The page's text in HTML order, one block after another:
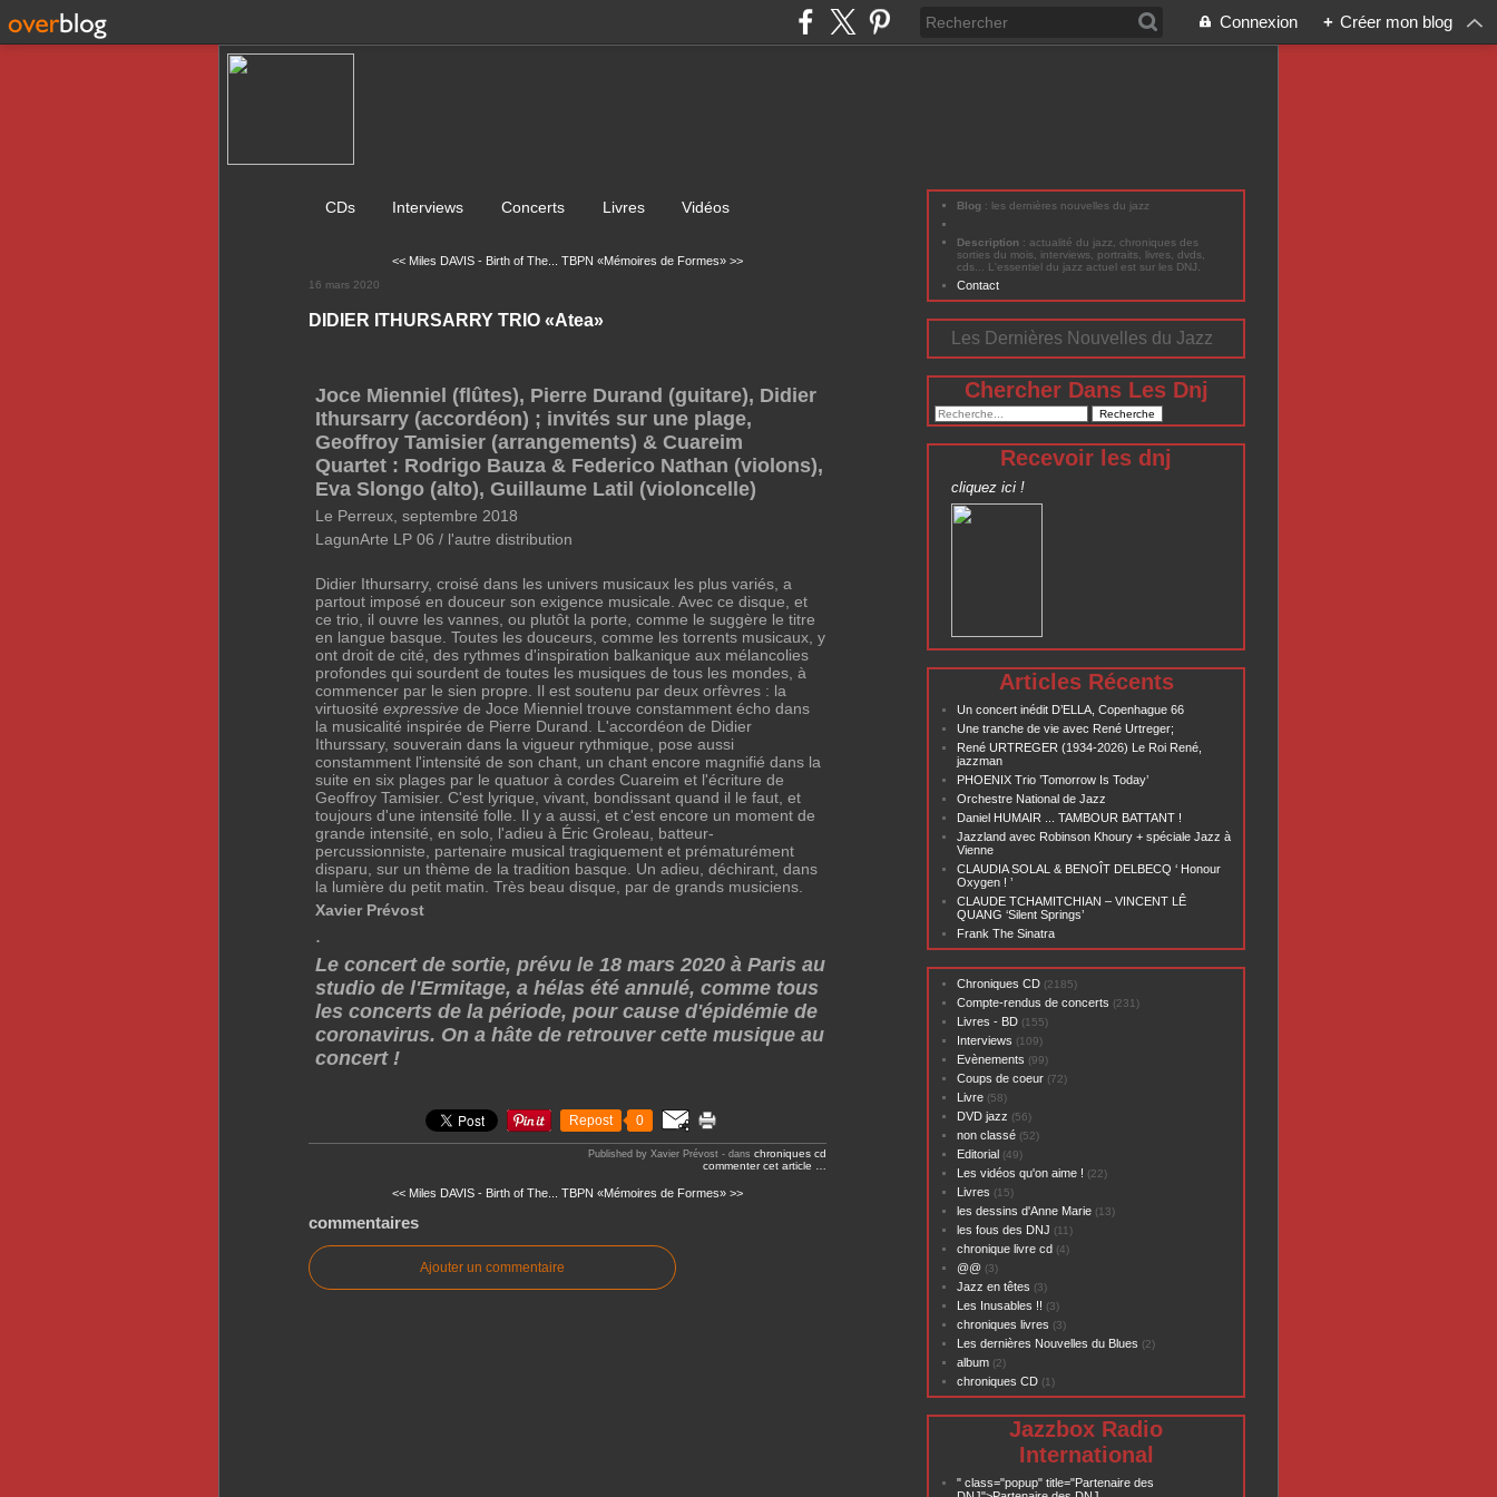
Connexion + Créer mon blog
CDs Interviews Concerts Livres Vidéos
<< Miles DAVIS - Birth of The... TBPN «Mémoires de Formes» >>
16 mars 2020
DIDIER ITHURSARRY TRIO «Atea»
Joce Mienniel (flûtes), Pierre Durand (guitare), Didier
Ithursarry (accordéon) ; invités sur une plage,
Geoffroy Tamisier (arrangements) & Cuareim
Quartet : Rodrigo Bauza & Federico Nathan (violons),
Eva Slongo (alto), Guillaume Latil (violoncelle)
Le Perreux, septembre 2018
LagunArte LP 06 / l'autre distribution
Didier Ithursarry, croisé dans les univers musicaux les plus variés, a
partout imposé en douceur son exigence musicale. Avec ce disque, et
ce trio, il ouvre les vannes, ou plutôt la porte, comme le suggère le titre
en langue basque. Toutes les douceurs, comme les torrents musicaux, y
ont droit de cité, des rythmes d'inspiration balkanique aux mélancolies
profondes qui sourdent de toutes les musiques de tous les mondes, à
commencer par le sien propre. Il est soutenu par deux orfèvres : la
virtuosité expressive de Joce Mienniel trouve constamment écho dans
la musicalité inspirée de Pierre Durand. L'accordéon de Didier
Ithurssary, souverain dans la vigueur rythmique, pose aussi
constamment l'intensité de son chant, un chant encore magnifié dans la
suite en six plages par le quatuor à cordes Cuareim et l'écriture de
Geoffroy Tamisier. C'est lyrique, vivant, bondissant quand il le faut, et
toujours d'une intensité folle. Il y a aussi, et c'est encore un moment de
grande intensité, en solo, l'adieu à Éric Groleau, batteur-
percussionniste, partenaire musical tragiquement et prématurément
disparu, sur un thème de la tradition basque. Un adieu, déchirant, dans
la lumière du petit matin. Très beau disque, par de grands musiciens.
Xavier Prévost
.
Le concert de sortie, prévu le 18 mars 2020 à Paris au
studio de l'Ermitage, a hélas été annulé, comme tous
les concerts de la période, pour cause d'épidémie de
coronavirus. On a hâte de retrouver cette musique au
concert !
Repost 0
Published by Xavier Prévost - dans chroniques cd
commenter cet article
<< Miles DAVIS - Birth of The... TBPN «Mémoires de Formes» >>
commentaires
Ajouter un commentaire
Blog : les dernières nouvelles du jazz
Description : actualité du jazz, chroniques des
sorties du mois, interviews, portraits, livres, dvds,
cds... L'essentiel du jazz actuel est sur les DNJ.
Contact
Les Dernières Nouvelles du Jazz
Chercher Dans Les Dnj
Recevoir les dnj
cliquez ici !
Articles Récents
Un concert inédit D’ELLA, Copenhague 66
Une tranche de vie avec René Urtreger;
René URTREGER (1934-2026) Le Roi René,
jazzman
PHOENIX Trio ’Tomorrow Is Today’
Orchestre National de Jazz
Daniel HUMAIR ... TAMBOUR BATTANT !
Jazzland avec Robinson Khoury + spéciale Jazz à
Vienne
CLAUDIA SOLAL & BENOÎT DELBECQ ‘ Honour
Oxygen ! ’
CLAUDE TCHAMITCHIAN – VINCENT LÊ
QUANG ‘Silent Springs’
Frank The Sinatra
Chroniques CD (2185)
Compte-rendus de concerts (231)
Livres - BD (155)
Interviews (109)
Evènements (99)
Coups de coeur (72)
Livre (58)
DVD jazz (56)
non classé (52)
Editorial (49)
Les vidéos qu'on aime ! (22)
Livres (15)
les dessins d'Anne Marie (13)
les fous des DNJ (11)
chronique livre cd (4)
@@ (3)
Jazz en têtes (3)
Les Inusables !! (3)
chroniques livres (3)
Les dernières Nouvelles du Blues (2)
album (2)
chroniques CD (1)
Jazzbox Radio
International
" class="popup" title="Partenaire des